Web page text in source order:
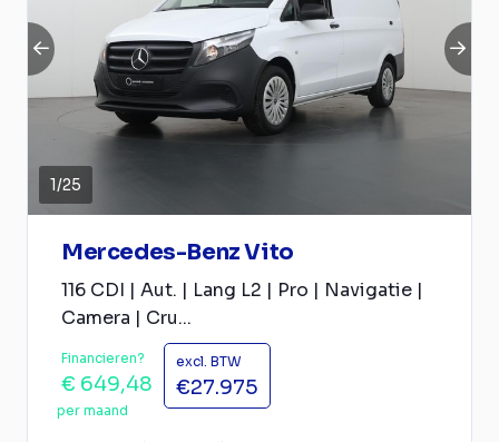
1/25
Mercedes-Benz Vito
116 CDI | Aut. | Lang L2 | Pro | Navigatie |
Camera | Cru...
Financieren?
€ 649,48
per maand
excl. BTW
€27.975